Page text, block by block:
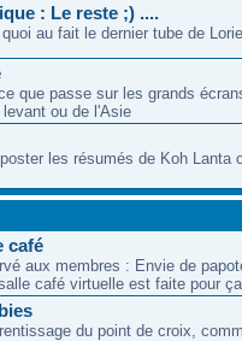
: Le reste ;) ....
au fait le dernier tube de
que passe sur les grands
ou de l'Asie
les résumés de Koh
café
aux membres : Envie de
café virtuelle est faite pour
du point de croix,